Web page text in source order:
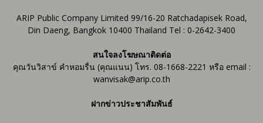
ARIP Public Company Limited 99/16-20 Ratchadapisek Road,
Din Daeng, Bangkok 10400 Thailand Tel : 0-2642-3400
สนใจลงโฆษณาติดต่อ
คุณวันวิสาข์ คำหอมรื่น (คุณแนน) โทร. 08-1668-2221 หรือ email :
wanvisak@arip.co.th
ฝากข่าวประชาสัมพันธ์